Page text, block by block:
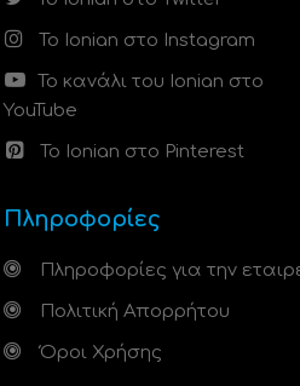
Το Ionian στο Instagram
Το κανάλι του Ionian στο
YouTube
Το Ionian στο Pinterest
Πληροφορίες
Πληροφορίες για την
Πολιτική Απορρήτου
Όροι Χρήσης